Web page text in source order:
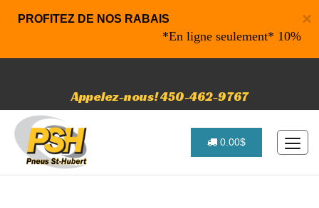
×
PROFITEZ DE NOS RABAIS
*En ligne seulement* 10% de
Appelez-nous! 450-462-9767
0.00$